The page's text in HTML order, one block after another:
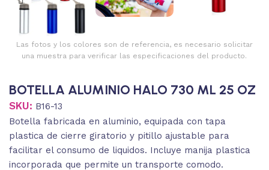
Las fotos y los colores son de referencia, es necesario solicitar
una muestra para verificar las especificaciones del producto.
BOTELLA ALUMINIO HALO 730 ML 25 OZ
SKU: B16-13
Botella fabricada en aluminio, equipada con tapa
plastica de cierre giratorio y pitillo ajustable para
facilitar el consumo de liquidos. Incluye manija plastica
incorporada que permite un transporte comodo.